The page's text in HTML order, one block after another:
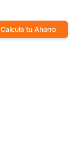
Calcula tu Ahorro